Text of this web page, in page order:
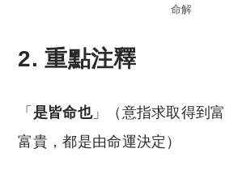
命解
2. 重點注釋
「 是皆命也」（意指求取得到
富貴，都是由命運決定）